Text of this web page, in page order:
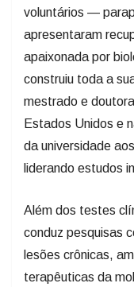
voluntários —
apresentaram
apaixonada por
construiu toda a
mestrado e
Estados Unidos e
da universidade
liderando estudos
Além dos testes
conduz pesquisas
lesões crônicas,
terapêuticas da